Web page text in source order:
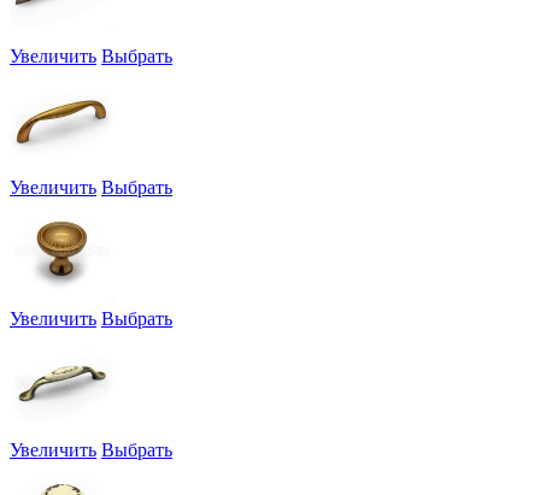
Увеличить Выбрать
Увеличить Выбрать
Увеличить Выбрать
Увеличить Выбрать